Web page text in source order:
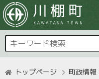
トップページ 町政情報